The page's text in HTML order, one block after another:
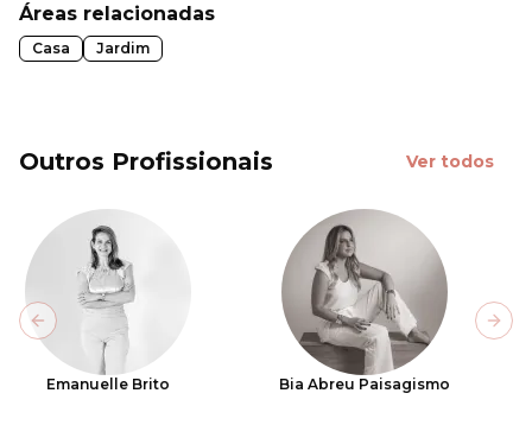
Áreas relacionadas
Casa Jardim
Outros Profissionais Ver todos
Emanuelle Brito Bia Abreu Paisagismo
Previous slide